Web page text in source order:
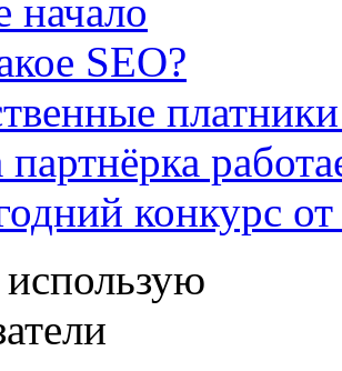
начало
SEO?
партнёрка
конкурс